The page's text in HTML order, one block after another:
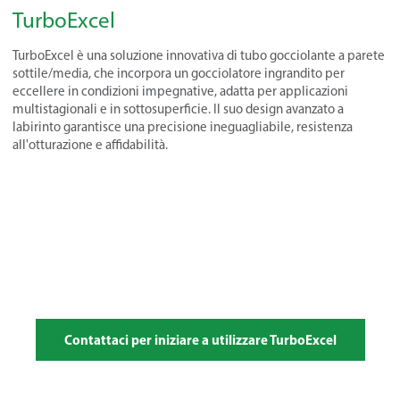
TurboExcel
TurboExcel è una soluzione innovativa di tubo gocciolante a parete
sottile/media, che incorpora un gocciolatore ingrandito per
eccellere in condizioni impegnative, adatta per applicazioni
multistagionali e in sottosuperficie. Il suo design avanzato a
labirinto garantisce una precisione ineguagliabile, resistenza
all'otturazione e affidabilità.
Contattaci per iniziare a utilizzare TurboExcel